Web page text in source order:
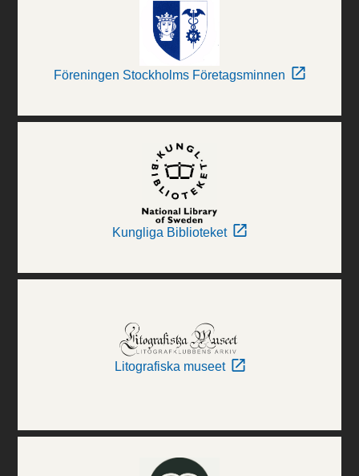
Föreningen Stockholms Företagsminnen
Kungliga Biblioteket
Litografiska museet